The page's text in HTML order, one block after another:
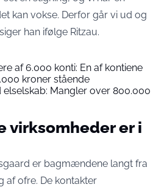
kan vokse. Derfor går vi ud og
han ifølge Ritzau.
af 6.000 konti: En af kontiene
kroner stående
Mangler over 800.000
virksomheder er i
er bagmændene langt fra
af ofre. De kontakter